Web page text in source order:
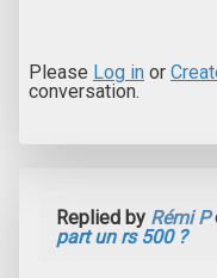
Please Log in or
conversation.
Replied by Rémi P
part un rs 500 ?